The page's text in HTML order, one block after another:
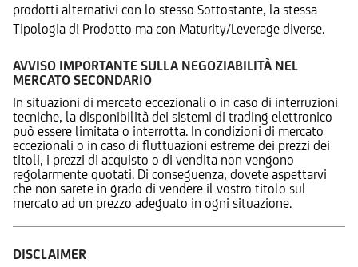
prodotti alternativi con lo stesso Sottostante, la stessa
Tipologia di Prodotto ma con Maturity/Leverage diverse.
AVVISO IMPORTANTE SULLA NEGOZIABILITÀ NEL
MERCATO SECONDARIO
In situazioni di mercato eccezionali o in caso di interruzioni
tecniche, la disponibilità dei sistemi di trading elettronico
può essere limitata o interrotta. In condizioni di mercato
eccezionali o in caso di fluttuazioni estreme dei prezzi dei
titoli, i prezzi di acquisto o di vendita non vengono
regolarmente quotati. Di conseguenza, dovete aspettarvi
che non sarete in grado di vendere il vostro titolo sul
mercato ad un prezzo adeguato in ogni situazione.
DISCLAIMER